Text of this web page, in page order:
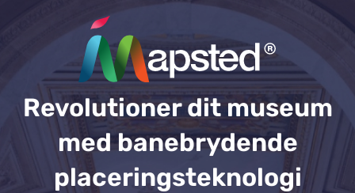
Revolutioner dit museum
med banebrydende
placeringsteknologi